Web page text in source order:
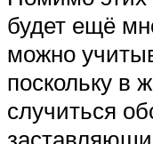
будет ещё
можно
поскольку в
случиться